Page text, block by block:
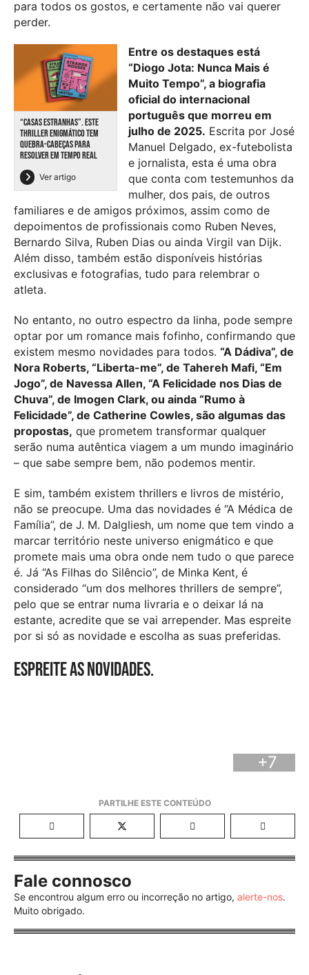
para todos os gostos, e certamente não vai querer
perder.
“CASAS ESTRANHAS”. ESTE
THRILLER ENIGMÁTICO TEM
QUEBRA-CABEÇAS PARA
RESOLVER EM TEMPO REAL
Ver artigo
Entre os destaques está
“Diogo Jota: Nunca Mais é
Muito Tempo”, a biografia
oficial do internacional
português que morreu em
julho de 2025. Escrita por José
Manuel Delgado, ex-futebolista
e jornalista, esta é uma obra
que conta com testemunhos da
mulher, dos pais, de outros
familiares e de amigos próximos, assim como de
depoimentos de profissionais como Ruben Neves,
Bernardo Silva, Ruben Dias ou ainda Virgil van Dijk.
Além disso, também estão disponíveis histórias
exclusivas e fotografias, tudo para relembrar o
atleta.
No entanto, no outro espectro da linha, pode sempre
optar por um romance mais fofinho, confirmando que
existem mesmo novidades para todos. “A Dádiva”, de
Nora Roberts, “Liberta-me”, de Tahereh Mafi, “Em
Jogo”, de Navessa Allen, “A Felicidade nos Dias de
Chuva”, de Imogen Clark, ou ainda “Rumo à
Felicidade”, de Catherine Cowles, são algumas das
propostas, que prometem transformar qualquer
serão numa autêntica viagem a um mundo imaginário
– que sabe sempre bem, não podemos mentir.
E sim, também existem thrillers e livros de mistério,
não se preocupe. Uma das novidades é “A Médica de
Família”, de J. M. Dalgliesh, um nome que tem vindo a
marcar território neste universo enigmático e que
promete mais uma obra onde nem tudo o que parece
é. Já “As Filhas do Silêncio”, de Minka Kent, é
considerado “um dos melhores thrillers de sempre”,
pelo que se entrar numa livraria e o deixar lá na
estante, acredite que se vai arrepender. Mas espreite
por si só as novidade e escolha as suas preferidas.
Espreite as novidades.
+7
Fale connosco
Se encontrou algum erro ou incorreção no artigo, alerte-nos.
Muito obrigado.